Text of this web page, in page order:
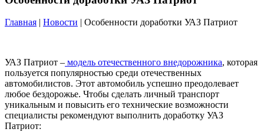
Главная | Новости | Особенности доработки УАЗ Патриот
УАЗ Патриот – модель отечественного внедорожника, которая
пользуется популярностью среди отечественных
автомобилистов. Этот автомобиль успешно преодолевает
любое бездорожье. Чтобы сделать личный транспорт
уникальным и повысить его технические возможности
специалисты рекомендуют выполнить доработку УАЗ
Патриот: